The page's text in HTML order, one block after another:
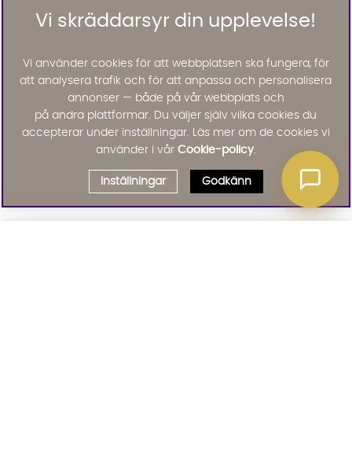
Vi skräddarsyr din upplevelse!
Vi använder cookies för att webbplatsen ska fungera, för
att analysera trafik och för att anpassa och personalisera
annonser — både på vår webbplats och
på andra plattformar. Du väljer själv vilka cookies du
accepterar under inställningar. Läs mer om de cookies vi
använder i vår Cookie-policy.
Inställningar Godkänn